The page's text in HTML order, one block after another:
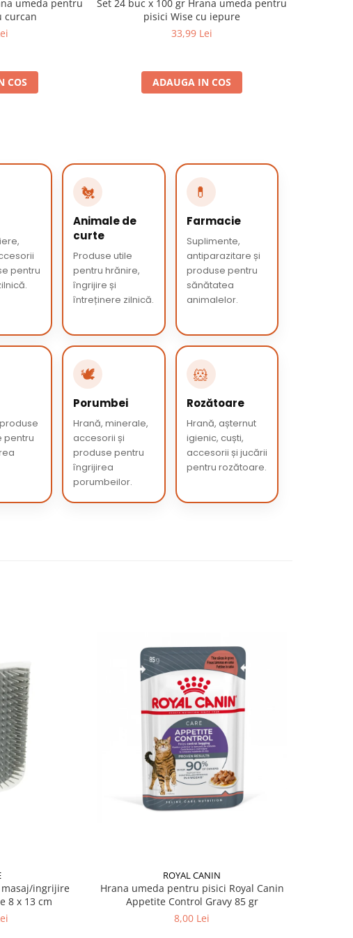
umeda pentru
curcan
COS
Set 24 buc x 100 gr Hrana umeda pentru
pisici Wise cu iepure
33,99 Lei
ADAUGA IN COS
pentru
🐔
Animale de
curte
Produse utile
pentru hrănire,
îngrijire și
întreținere zilnică.
💊
Farmacie
Suplimente,
antiparazitare și
produse pentru
sănătatea
animalelor.
pentru
🕊️
Porumbei
Hrană, minerale,
accesorii și
produse pentru
îngrijirea
porumbeilor.
🐹
Rozătoare
Hrană, așternut
igienic, cuști,
accesorii și jucării
pentru rozătoare.
ingrijire
blana pisici Trixie 8 x 13 cm
ROYAL CANIN
Hrana umeda pentru pisici Royal Canin
Appetite Control Gravy 85 gr
8,00 Lei